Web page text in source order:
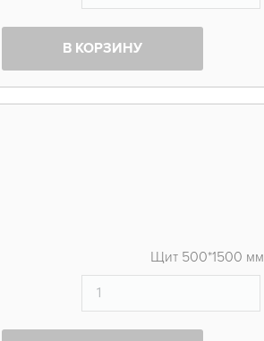
В КОРЗИНУ
Щит 500*1500 мм